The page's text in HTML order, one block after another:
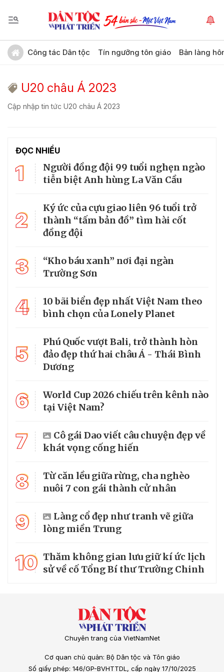
Công tác Dân tộc Tín ngưỡng tôn giáo Bản làng
U20 châu Á 2023
Cập nhập tin tức U20 châu Á 2023
ĐỌC NHIỀU
1
Người đồng đội 99 tuổi nghẹn ngào
tiễn biệt Anh hùng La Văn Cầu
2
Ký ức của cựu giao liên 96 tuổi trở
thành “tấm bản đồ” tìm hài cốt
đồng đội
3
“Kho báu xanh” nơi đại ngàn
Trường Sơn
4
10 bãi biển đẹp nhất Việt Nam theo
bình chọn của Lonely Planet
5
Phú Quốc vượt Bali, trở thành hòn
đảo đẹp thứ hai châu Á - Thái Bình
Dương
6
World Cup 2026 chiếu trên kênh nào
tại Việt Nam?
7
Cô gái Dao viết câu chuyện đẹp về
khát vọng cống hiến
8
Từ căn lều giữa rừng, cha nghèo
nuôi 7 con gái thành cử nhân
9
Làng cổ đẹp như tranh vẽ giữa
lòng miền Trung
10 Thăm không gian lưu giữ kí ức lịch
sử về cố Tổng Bí thư Trường Chinh
Chuyên trang của VietNamNet
Cơ quan chủ quản: Bộ Dân tộc và Tôn giáo
Số giấy phép: 146/GP-BVHTTDL, cấp ngày 17/10/2025